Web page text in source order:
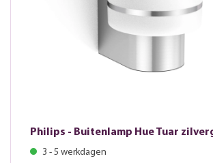
Philips - Buitenlamp Hue Tuar
3 - 5 werkdagen